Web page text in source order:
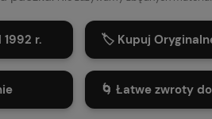
1992 r. 🏷️ Kupuj
🌀 Łatwe zwroty